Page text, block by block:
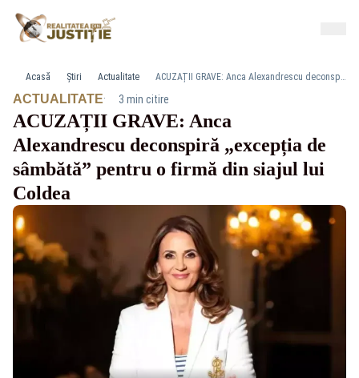
Acasă Știri Actualitate ACUZAȚII GRAVE: Anca Alexandrescu deconspiră „excepția de sâmbătă” pentru o firmă din siajul lui Coldea
ACTUALITATE· 3 min citire
ACUZAȚII GRAVE: Anca
Alexandrescu deconspiră „excepția de
sâmbătă” pentru o firmă din siajul lui
Coldea